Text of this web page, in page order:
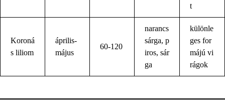
t
Koroná
s liliom
április-
május
60-120
narancs
sárga, p
iros, sár
ga
különle
ges for
májú vi
rágok